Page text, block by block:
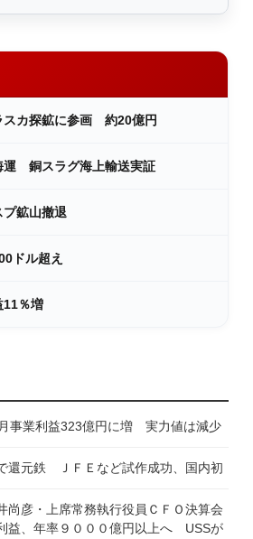
スカ探鉱に参画 約20億円
運 銅スラグ海上輸送実証
鉱山撤退
ドル超え
11％増
事業利益323億円に増 実力値は減少
還元鉄 ＪＦＥなど試作成功、国内初
尚彦・上席常務執行役員ＣＦＯ決算会
益、年率９０００億円以上へ USSが